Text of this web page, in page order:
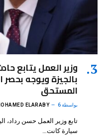
وزير العمل يتابع
بالجيزة ويوجه
المستحق
بواسطة ELARABY 6 أغسطس، 2026
تابع وزير العمل حسن رداد،
سيارة كانت…